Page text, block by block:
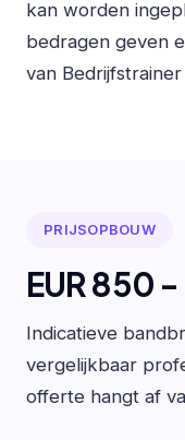
kan worden
bedragen geven
van
PRIJSOPBOUW
EUR 850
Indicatieve
vergelijkbaar
offerte hangt af